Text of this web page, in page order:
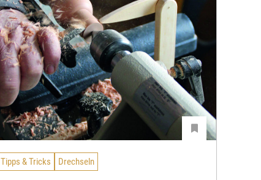
Tipps & Tricks Drechseln